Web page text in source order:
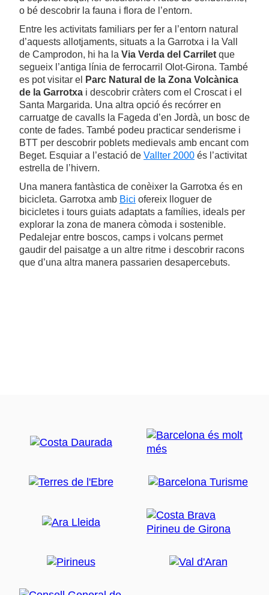
o bé descobrir la fauna i flora de l’entorn.
Entre les activitats familiars per fer a l’entorn natural
d’aquests allotjaments, situats a la Garrotxa i la Vall
de Camprodon, hi ha la Via Verda del Carrilet que
segueix l’antiga línia de ferrocarril Olot-Girona. També
es pot visitar el
Parc Natural de la Zona Volcànica
de la Garrotxa i descobrir cràters com el Croscat i el
Santa Margarida. Una altra opció és recórrer en
carruatge de cavalls la Fageda d’en Jordà, un bosc de
conte de fades. També podeu practicar senderisme i
BTT per descobrir poblets medievals amb encant com
Beget. Esquiar a l’estació de Vallter 2000 és l’activitat
estrella de l’hivern.
Una manera fantàstica de conèixer la Garrotxa és en
bicicleta. Garrotxa amb Bici ofereix lloguer de
bicicletes i tours guiats adaptats a famílies, ideals per
explorar la zona de manera còmoda i sostenible.
Pedalejar entre boscos, camps i volcans permet
gaudir del paisatge a un altre ritme i descobrir racons
que d’una altra manera passarien desapercebuts.